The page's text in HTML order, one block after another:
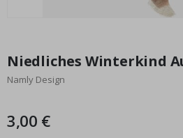
Anfang
der
Bildgalerie
Niedliches Winterkind
Namly Design
3,00 €